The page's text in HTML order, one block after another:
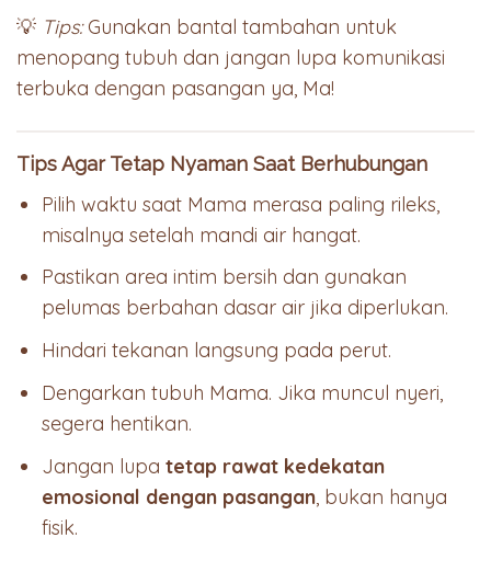
💡 Tips:Gunakan bantal tambahan untuk
menopang tubuh dan jangan lupa komunikasi
terbuka dengan pasangan ya, Ma!
Tips Agar Tetap Nyaman Saat Berhubungan
Pilih waktu saat Mama merasa paling rileks,
misalnya setelah mandi air hangat.
Pastikan area intim bersih dan gunakan
pelumas berbahan dasar air jika diperlukan.
Hindari tekanan langsung pada perut.
Dengarkan tubuh Mama. Jika muncul nyeri,
segera hentikan.
Jangan lupatetap rawat kedekatan
emosional dengan pasangan, bukan hanya
fisik.